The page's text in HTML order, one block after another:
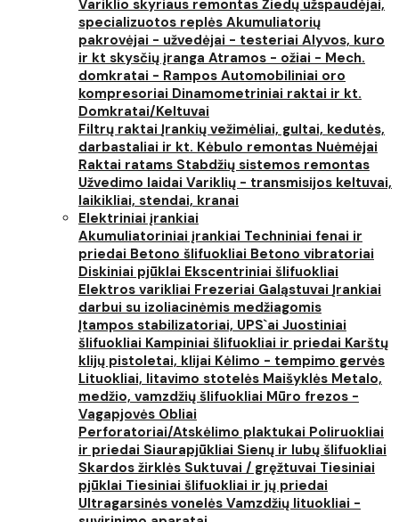
Variklio skyriaus remontas Žiedų užspaudėjai,
specializuotos replės Akumuliatorių
pakrovėjai - užvedėjai - testeriai Alyvos, kuro
ir kt skysčių įranga Atramos - ožiai - Mech.
domkratai - Rampos Automobiliniai oro
kompresoriai Dinamometriniai raktai ir kt.
Domkratai/Keltuvai
Filtrų raktai Įrankių vežimėliai, gultai, kedutės,
darbastaliai ir kt. Kėbulo remontas Nuėmėjai
Raktai ratams Stabdžių sistemos remontas
Užvedimo laidai Variklių - transmisijos keltuvai,
laikikliai, stendai, kranai
Elektriniai įrankiai
Akumuliatoriniai įrankiai Techniniai fenai ir
priedai Betono šlifuokliai Betono vibratoriai
Diskiniai pjūklai Ekscentriniai šlifuokliai
Elektros varikliai Frezeriai Galąstuvai Įrankiai
darbui su izoliacinėmis medžiagomis
Įtampos stabilizatoriai, UPS`ai Juostiniai
šlifuokliai Kampiniai šlifuokliai ir priedai Karštų
klijų pistoletai, klijai Kėlimo - tempimo gervės
Lituokliai, litavimo stotelės Maišyklės Metalo,
medžio, vamzdžių šlifuokliai Mūro frezos -
Vagapjovės Obliai
Perforatoriai/Atskėlimo plaktukai Poliruokliai
ir priedai Siaurapjūkliai Sienų ir lubų šlifuokliai
Skardos žirklės Suktuvai / gręžtuvai Tiesiniai
pjūklai Tiesiniai šlifuokliai ir jų priedai
Ultragarsinės vonelės Vamzdžių lituokliai -